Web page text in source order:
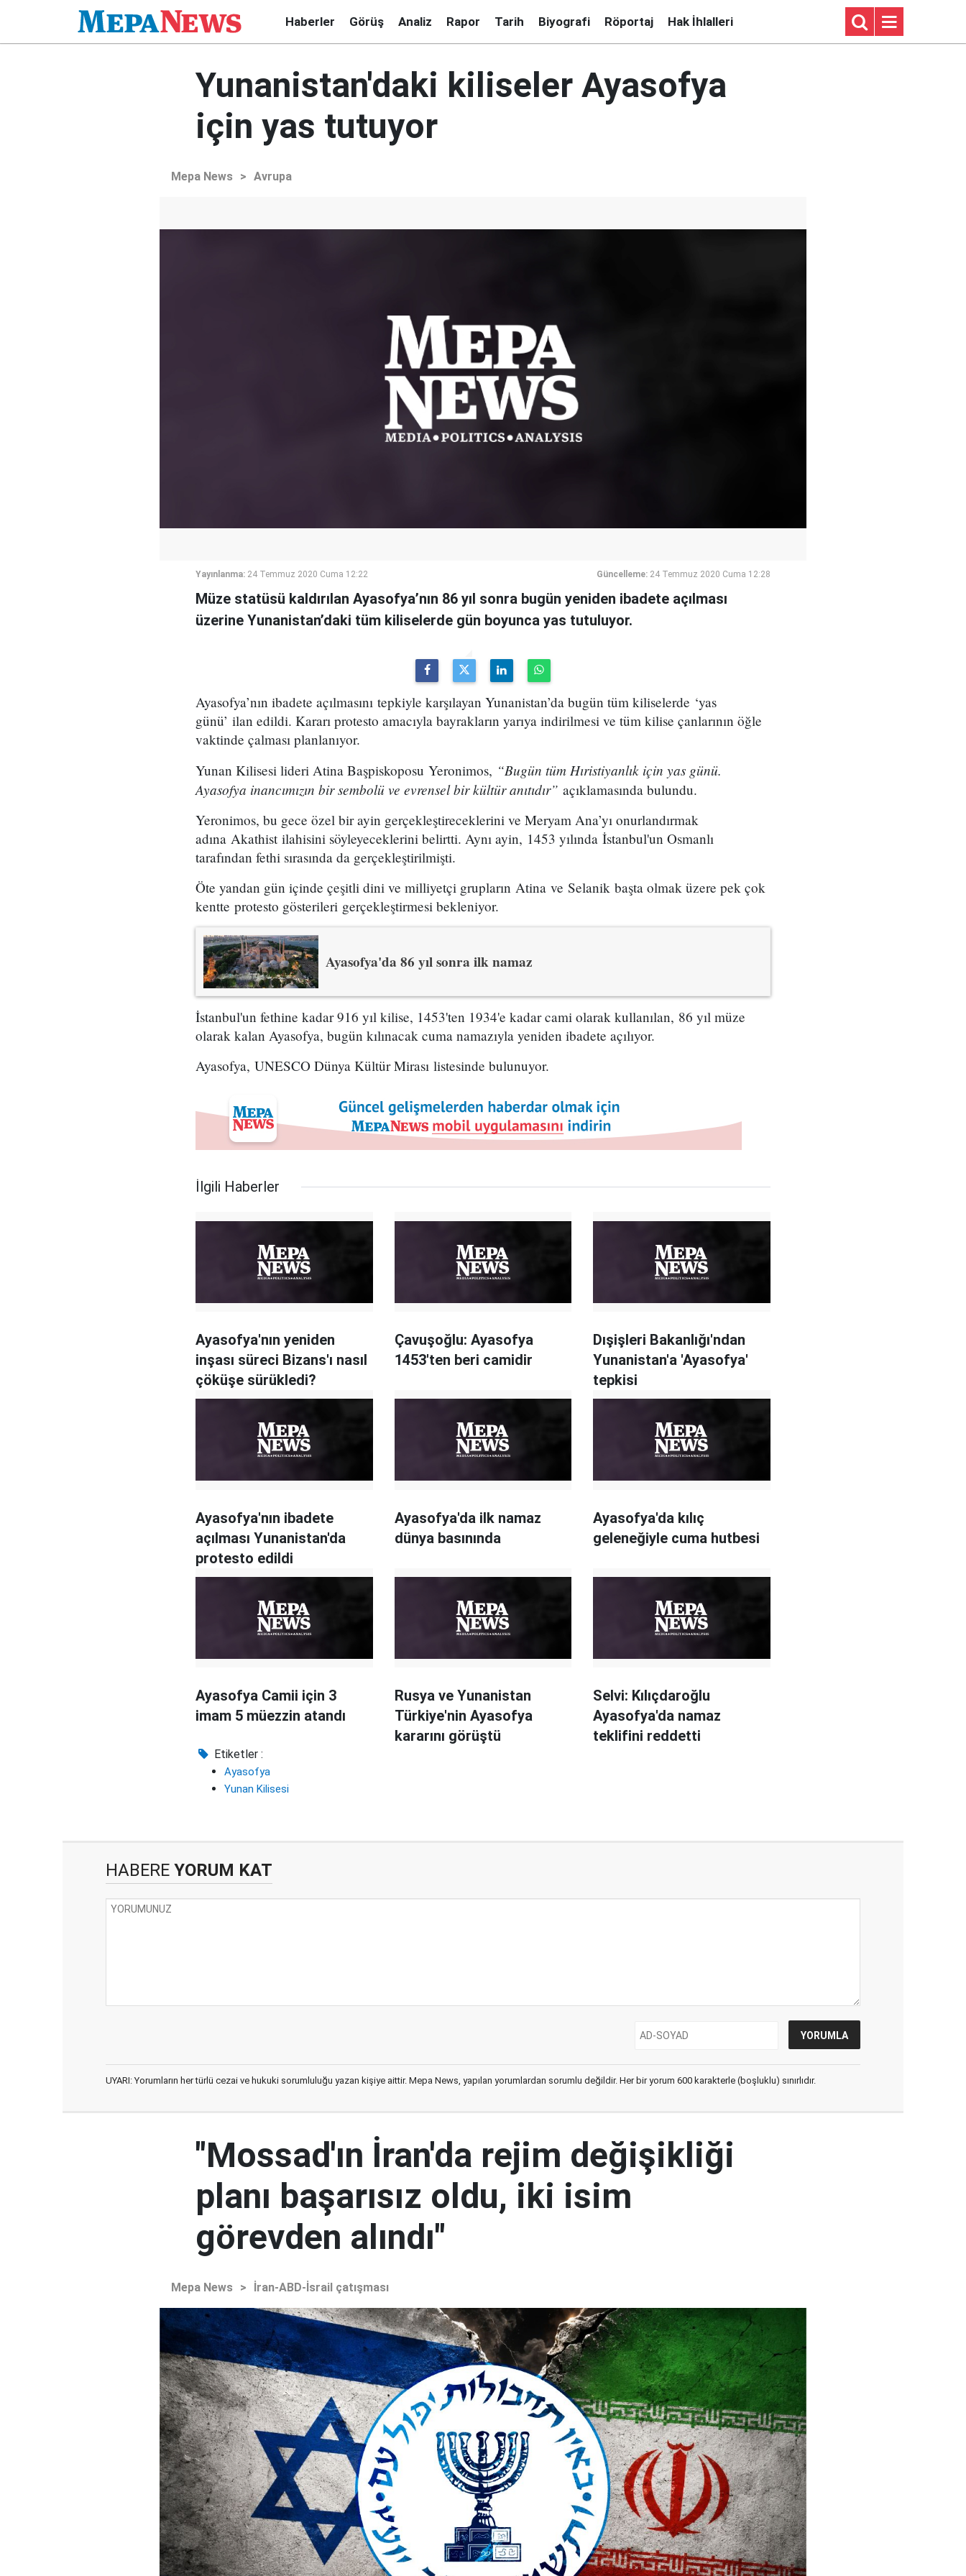
Haberler Görüş Analiz Rapor Tarih Biyografi Röportaj Hak İhlalleri
Yunanistan'daki kiliseler Ayasofya
için yas tutuyor
Mepa News > Avrupa
Yayınlanma: 24 Temmuz 2020 Cuma 12:22 Güncelleme: 24 Temmuz 2020 Cuma 12:28
Müze statüsü kaldırılan Ayasofya’nın 86 yıl sonra bugün yeniden ibadete açılması
üzerine Yunanistan’daki tüm kiliselerde gün boyunca yas tutuluyor.
Ayasofya’nın ibadete açılmasını tepkiyle karşılayan Yunanistan’da bugün tüm kiliselerde ‘yas
günü’ ilan edildi. Kararı protesto amacıyla bayrakların yarıya indirilmesi ve tüm kilise çanlarının öğle
vaktinde çalması planlanıyor.
Yunan Kilisesi lideri Atina Başpiskoposu Yeronimos, “Bugün tüm Hıristiyanlık için yas günü.
Ayasofya inancımızın bir sembolü ve evrensel bir kültür anıtıdır” açıklamasında bulundu.
Yeronimos, bu gece özel bir ayin gerçekleştireceklerini ve Meryam Ana’yı onurlandırmak
adına Akathist ilahisini söyleyeceklerini belirtti. Aynı ayin, 1453 yılında İstanbul'un Osmanlı
tarafından fethi sırasında da gerçekleştirilmişti.
Öte yandan gün içinde çeşitli dini ve milliyetçi grupların Atina ve Selanik başta olmak üzere pek çok
kentte protesto gösterileri gerçekleştirmesi bekleniyor.
Ayasofya'da 86 yıl sonra ilk namaz
İstanbul'un fethine kadar 916 yıl kilise, 1453'ten 1934'e kadar cami olarak kullanılan, 86 yıl müze
olarak kalan Ayasofya, bugün kılınacak cuma namazıyla yeniden ibadete açılıyor.
Ayasofya, UNESCO Dünya Kültür Mirası listesinde bulunuyor.
İlgili Haberler
Ayasofya'nın yeniden
inşası süreci Bizans'ı nasıl
çöküşe sürükledi?
Çavuşoğlu: Ayasofya
1453'ten beri camidir
Dışişleri Bakanlığı'ndan
Yunanistan'a 'Ayasofya'
tepkisi
Ayasofya'nın ibadete
açılması Yunanistan'da
protesto edildi
Ayasofya'da ilk namaz
dünya basınında
Ayasofya'da kılıç
geleneğiyle cuma hutbesi
Ayasofya Camii için 3
imam 5 müezzin atandı
Rusya ve Yunanistan
Türkiye'nin Ayasofya
kararını görüştü
Selvi: Kılıçdaroğlu
Ayasofya'da namaz
teklifini reddetti
Etiketler :
Ayasofya
Yunan Kilisesi
HABERE YORUM KAT
UYARI: Yorumların her türlü cezai ve hukuki sorumluluğu yazan kişiye aittir. Mepa News, yapılan yorumlardan sorumlu değildir. Her bir yorum 600 karakterle (boşluklu) sınırlıdır.
"Mossad'ın İran'da rejim değişikliği
planı başarısız oldu, iki isim
görevden alındı"
Mepa News > İran-ABD-İsrail çatışması